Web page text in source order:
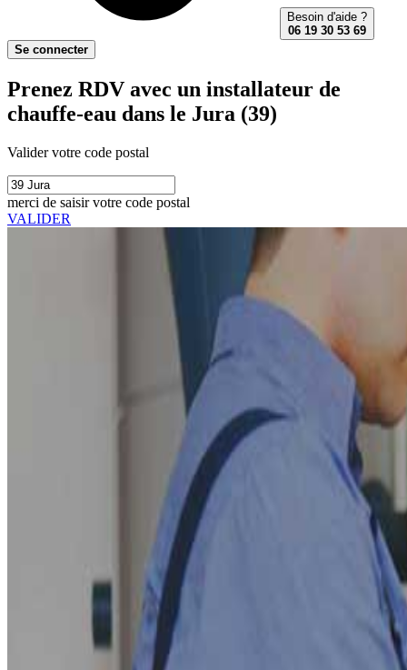
Besoin d'aide ?
06 19 30 53 69
Se connecter
Prenez RDV avec un installateur de
chauffe-eau dans le Jura (39)
Valider votre code postal
merci de saisir votre code postal
VALIDER